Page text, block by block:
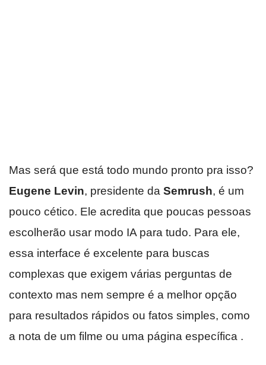
Mas será que está todo mundo pronto pra isso?
Eugene Levin, presidente da Semrush, é um
pouco cético. Ele acredita que poucas pessoas
escolherão usar modo IA para tudo. Para ele,
essa interface é excelente para buscas
complexas que exigem várias perguntas de
contexto mas nem sempre é a melhor opção
para resultados rápidos ou fatos simples, como
a nota de um filme ou uma página específica .